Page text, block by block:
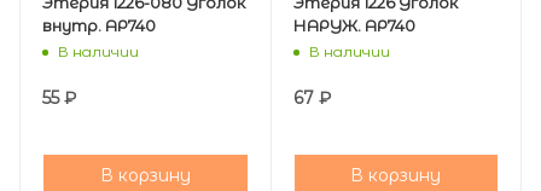
внутр. АР740
В наличии
55₽
В корзину
НАРУЖ. АР740
В наличии
67₽
В корзину